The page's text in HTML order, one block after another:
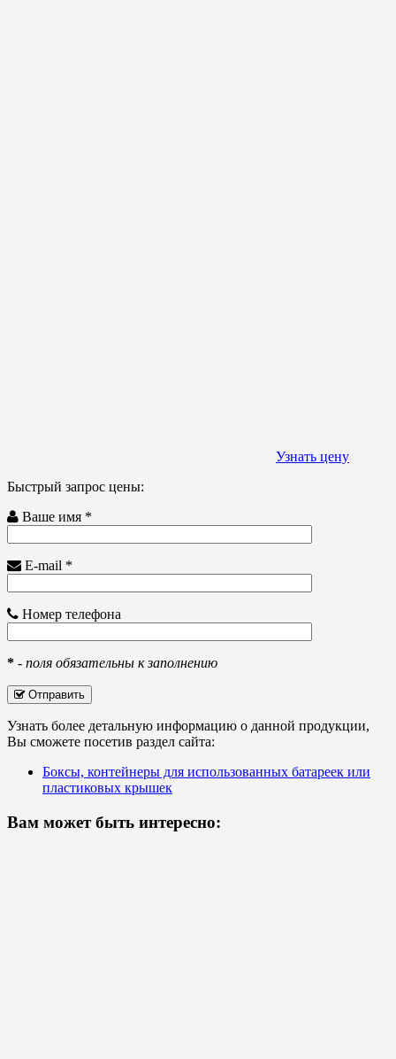
Узнать цену
Быстрый запрос цены:
Ваше имя *
E-mail *
Номер телефона
* - поля обязательны к заполнению
Отправить
Узнать более детальную информацию о данной продукции,
Вы сможете посетив раздел сайта:
Боксы, контейнеры для использованных батареек или
пластиковых крышек
Вам может быть интересно: